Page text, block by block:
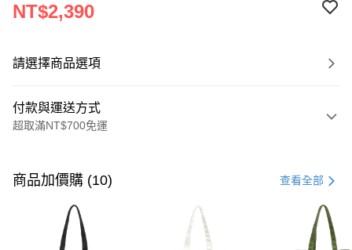
NT$2,390
請選擇商品選項
付款與運送方式
超取滿NT$700免運
信用卡一次付款
超商取貨付款
商品加價購 (10) 查看全部